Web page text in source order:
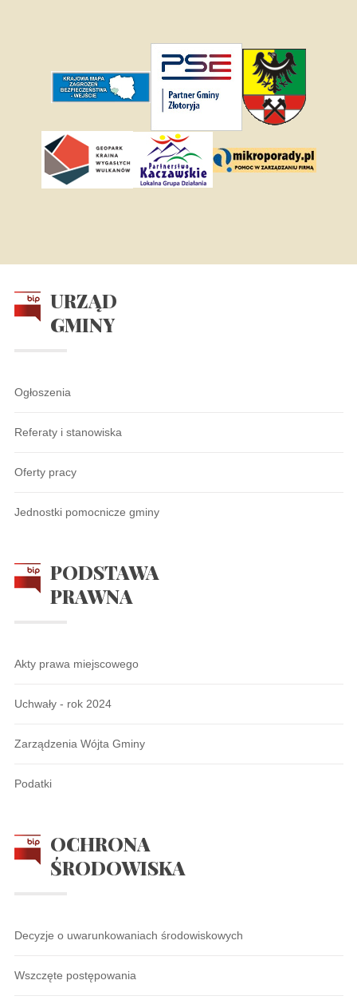
URZĄD
GMINY
Ogłoszenia
Referaty i stanowiska
Oferty pracy
Jednostki pomocnicze gminy
PODSTAWA
PRAWNA
Akty prawa miejscowego
Uchwały - rok 2024
Zarządzenia Wójta Gminy
Podatki
OCHRONA
ŚRODOWISKA
Decyzje o uwarunkowaniach środowiskowych
Wszczęte postępowania